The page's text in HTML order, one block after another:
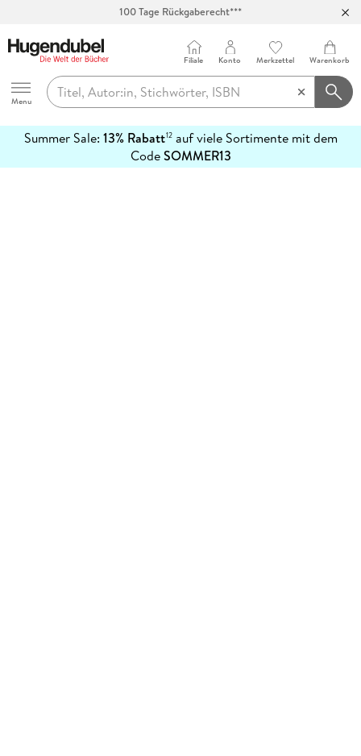
100 Tage Rückgaberecht***
Hugendubel
Menu
Filiale Konto Merkzettel Warenkorb
Summer Sale: 13% Rabatt12auf viele Sortimente mit dem
CodeSOMMER13
erfahren